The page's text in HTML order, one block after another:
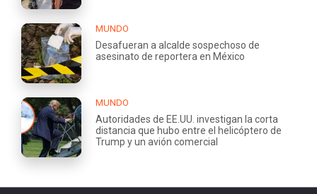
MUNDO
Desafueran a alcalde sospechoso de
asesinato de reportera en México
MUNDO
Autoridades de EE.UU. investigan la corta
distancia que hubo entre el helicóptero de
Trump y un avión comercial